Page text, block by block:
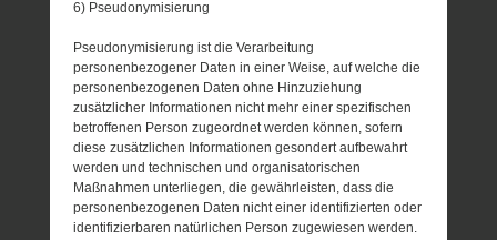
6) Pseudonymisierung
Pseudonymisierung ist die Verarbeitung
personenbezogener Daten in einer Weise, auf welche die
personenbezogenen Daten ohne Hinzuziehung
zusätzlicher Informationen nicht mehr einer spezifischen
betroffenen Person zugeordnet werden können, sofern
diese zusätzlichen Informationen gesondert aufbewahrt
werden und technischen und organisatorischen
Maßnahmen unterliegen, die gewährleisten, dass die
personenbezogenen Daten nicht einer identifizierten oder
identifizierbaren natürlichen Person zugewiesen werden.